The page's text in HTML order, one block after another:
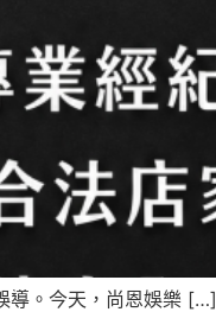
導。今天，尚恩娛樂 […]